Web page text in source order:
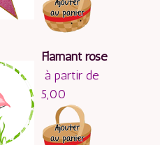
Flamant rose
à partir de
5,00